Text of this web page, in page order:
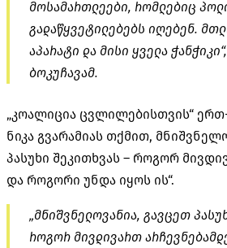
მოსამართლეები, რომლებიც
გადაწყვეტილებებს იღებენ.
აპარატი და მისი ყველა
ბოკუჩავამ.
„კოალიცია ცვლილებისთვის“
ნიკა გვარამიას თქმით,
პასუხი შეკითხვას – როგორ
და როგორი უნდა იყოს ის“.
„მნიშვნელოვანია, გავცეთ
როგორ მივდივართ